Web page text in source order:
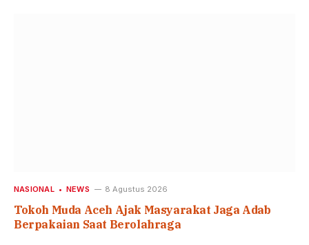
NASIONAL NEWS 8 Agustus 2026
Tokoh Muda Aceh Ajak Masyarakat Jaga Adab
Berpakaian Saat Berolahraga